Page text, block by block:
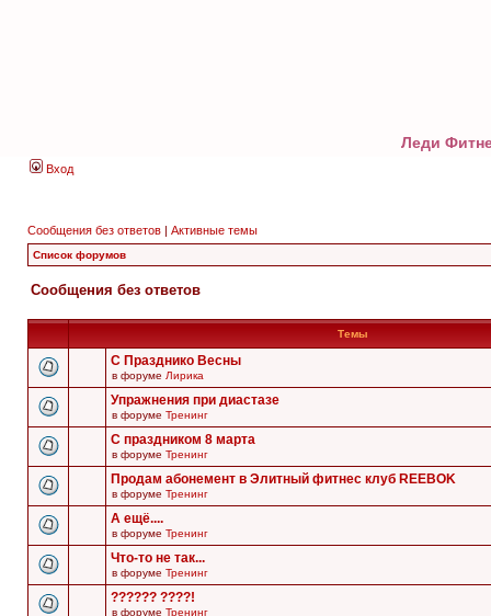
Леди
Вход
Сообщения без ответов | Активные темы
Список форумов
Сообщения без ответов
Темы
С Празднико Весны
в форуме Лирика
Упражнения при диастазе
в форуме Тренинг
С праздником 8 марта
в форуме Тренинг
Продам абонемент в Элитный фитнес клуб REEBOK
в форуме Тренинг
А ещё....
в форуме Тренинг
Что-то не так...
в форуме Тренинг
?????? ????!
в форуме Тренинг